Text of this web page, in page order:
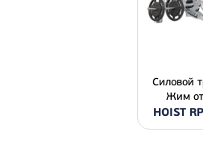
Силовой
Жим
HOIST